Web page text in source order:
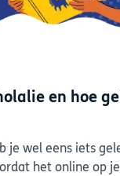
en hoe
je wel eens iets
het online op